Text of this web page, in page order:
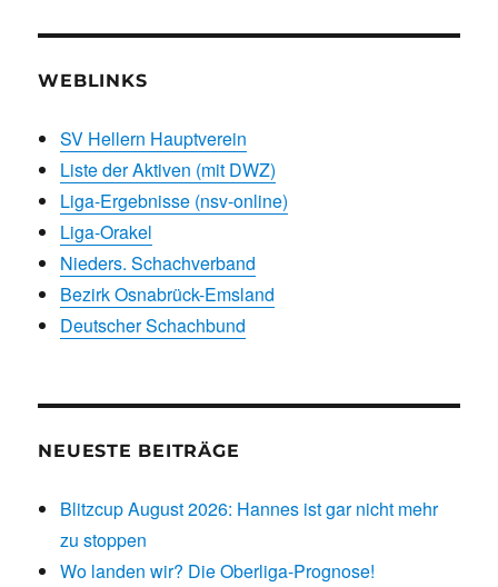
WEBLINKS
SV Hellern Hauptverein
Liste der Aktiven (mit DWZ)
Liga-Ergebnisse (nsv-online)
Liga-Orakel
Nieders. Schachverband
Bezirk Osnabrück-Emsland
Deutscher Schachbund
NEUESTE BEITRÄGE
Blitzcup August 2026: Hannes ist gar nicht mehr
zu stoppen
Wo landen wir? Die Oberliga-Prognose!